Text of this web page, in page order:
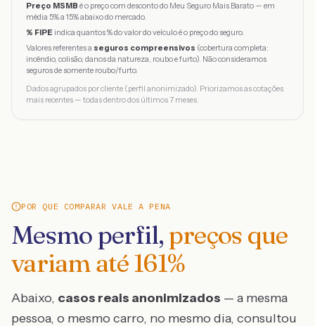
Preço MSMB é o preço com desconto do Meu Seguro Mais Barato — em
média 5% a 15% abaixo do mercado.
% FIPE indica quantos % do valor do veículo é o preço do seguro.
Valores referentes a seguros compreensivos (cobertura completa:
incêndio, colisão, danos da natureza, roubo e furto). Não consideramos
seguros de somente roubo/furto.
Dados agrupados por cliente (perfil anonimizado). Priorizamos as cotações
mais recentes — todas dentro dos últimos 7 meses.
POR QUE COMPARAR VALE A PENA
Mesmo perfil, preços que
variam até161%
Abaixo, casos reais anonimizados — a mesma
pessoa, o mesmo carro, no mesmo dia, consultou